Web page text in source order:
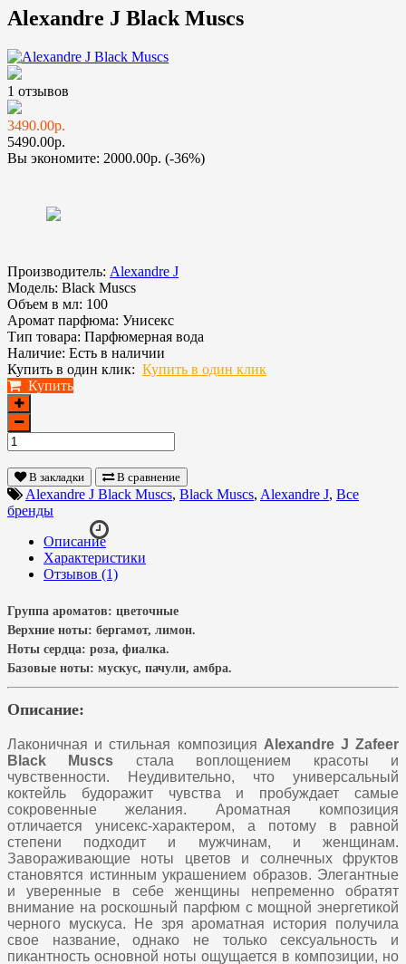
Alexandre J Black Muscs
1 отзывов
3490.00р.
5490.00р.
Вы экономите: 2000.00р. (-36%)
Производитель: Alexandre J
Модель: Black Muscs
Объем в мл: 100
Аромат парфюма: Унисекс
Тип товара: Парфюмерная вода
Наличие: Есть в наличии
Купить в один клик: Купить в один клик
Купить
В закладки В сравнение
Alexandre J Black Muscs, Black Muscs, Alexandre J, Все
бренды
Описание
Характеристики
Отзывов (1)
Группа ароматов: цветочные
Верхние ноты: бергамот, лимон.
Ноты сердца: роза, фиалка.
Базовые ноты: мускус, пачули, амбра.
Описание:
Лаконичная и стильная композиция Alexandre J Zafeer
Black Muscs стала воплощением красоты и
чувственности. Неудивительно, что универсальный
коктейль будоражит чувства и пробуждает самые
сокровенные желания. Ароматная композиция
отличается унисекс-характером, а потому в равной
степени подходит и мужчинам, и женщинам.
Завораживающие ноты цветов и солнечных фруктов
становятся истинным украшением образов. Элегантные
и уверенные в себе женщины непременно обратят
внимание на роскошный парфюм с мощной энергетикой
черного мускуса. Не зря ароматная история получила
свое название, однако не только сексуальность и
пикантность основной ноты ощущается в композиции, но